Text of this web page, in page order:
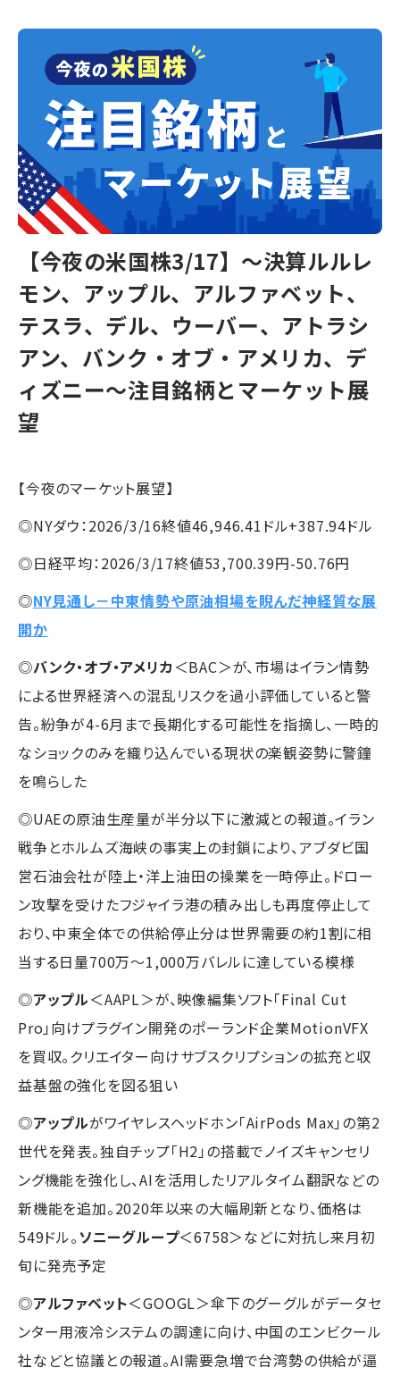
【今夜の米国株3/17】～決算ルルレ
モン、アップル、アルファベット、
テスラ、デル、ウーバー、アトラシ
アン、バンク・オブ・アメリカ、デ
ィズニー～注目銘柄とマーケット展
望
【今夜のマーケット展望】
◎NYダウ：2026/3/16終値46,946.41ドル+387.94ドル
◎日経平均：2026/3/17終値53,700.39円-50.76円
◎NY見通し－中東情勢や原油相場を睨んだ神経質な展
開か
◎バンク・オブ・アメリカ ＜BAC＞が、市場はイラン情勢
による世界経済への混乱リスクを過小評価していると警
告。紛争が4-6月まで長期化する可能性を指摘し、一時的
なショックのみを織り込んでいる現状の楽観姿勢に警鐘
を鳴らした
◎UAEの原油生産量が半分以下に激減との報道。イラン
戦争とホルムズ海峡の事実上の封鎖により、アブダビ国
営石油会社が陸上・洋上油田の操業を一時停止。ドロー
ン攻撃を受けたフジャイラ港の積み出しも再度停止して
おり、中東全体での供給停止分は世界需要の約1割に相
当する日量700万〜1,000万バレルに達している模様
◎アップル＜AAPL＞が、映像編集ソフト「Final Cut
Pro」向けプラグイン開発のポーランド企業MotionVFX
を買収。クリエイター向けサブスクリプションの拡充と収
益基盤の強化を図る狙い
◎アップルがワイヤレスヘッドホン「AirPods Max」の第2
世代を発表。独自チップ「H2」の搭載でノイズキャンセリ
ング機能を強化し、AIを活用したリアルタイム翻訳などの
新機能を追加。2020年以来の大幅刷新となり、価格は
549ドル。ソニーグループ＜6758＞などに対抗し来月初
旬に発売予定
◎アルファベット＜GOOGL＞傘下のグーグルがデータセ
ンター用液冷システムの調達に向け、中国のエンビクール
社などと協議との報道。AI需要急増で台湾勢の供給が逼